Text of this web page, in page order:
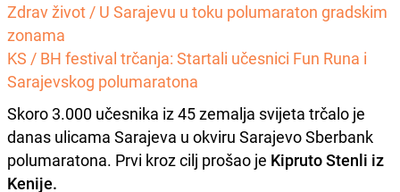
Zdrav život / U Sarajevu u toku polumaraton gradskim
zonama
KS / BH festival trčanja: Startali učesnici Fun Runa i
Sarajevskog polumaratona
Skoro 3.000 učesnika iz 45 zemalja svijeta trčalo je
danas ulicama Sarajeva u okviru Sarajevo Sberbank
polumaratona. Prvi kroz cilj prošao je Kipruto Stenli iz
Kenije.